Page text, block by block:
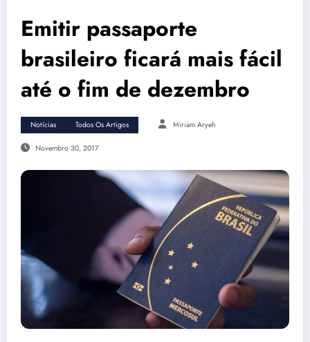
Emitir passaporte
brasileiro ficará mais fácil
até o fim de dezembro
Notícias Todos Os Artigos Miriam Aryeh
Novembro 30, 2017